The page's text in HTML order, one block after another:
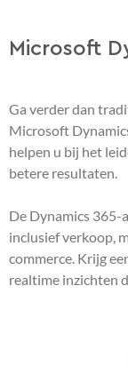
Microsoft
Ga verder dan
Microsoft
helpen u bij het
betere resultaten.
De Dynamics 365-
inclusief verkoop,
commerce. Krijg
realtime inzichten